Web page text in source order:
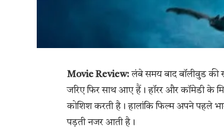
Movie Review:लंबे समय बाद बॉलीवुड की
जरिए फिर साथ आए हैं। हॉरर और कॉमेडी के
कोशिश करती है। हालांकि फिल्म अपने पहले
पड़ती नजर आती है।